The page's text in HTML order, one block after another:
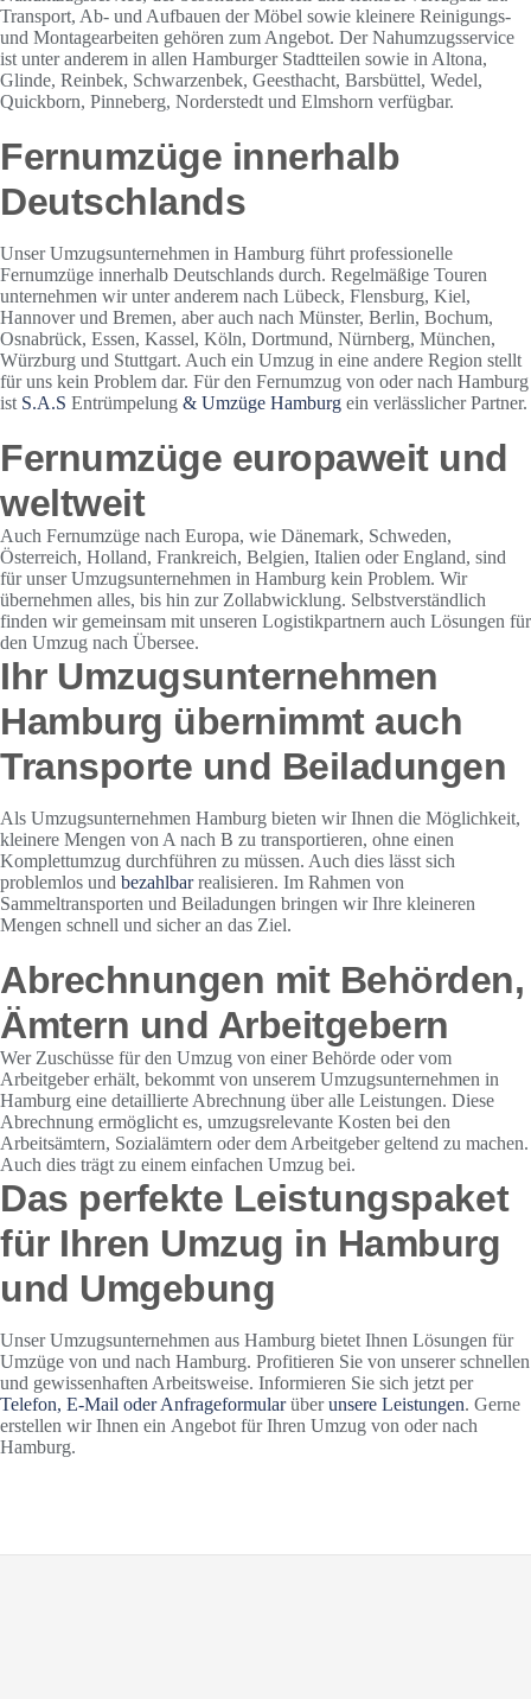
Transport, Ab- und Aufbauen der Möbel sowie kleinere Reinigungs-
und Montagearbeiten gehören zum Angebot. Der Nahumzugsservice
ist unter anderem in allen Hamburger Stadtteilen sowie in Altona,
Glinde, Reinbek, Schwarzenbek, Geesthacht, Barsbüttel, Wedel,
Quickborn, Pinneberg, Norderstedt und Elmshorn verfügbar.
Fernumzüge innerhalb
Deutschlands
Unser Umzugsunternehmen in Hamburg führt professionelle
Fernumzüge innerhalb Deutschlands durch. Regelmäßige Touren
unternehmen wir unter anderem nach Lübeck, Flensburg, Kiel,
Hannover und Bremen, aber auch nach Münster, Berlin, Bochum,
Osnabrück, Essen, Kassel, Köln, Dortmund, Nürnberg, München,
Würzburg und Stuttgart. Auch ein Umzug in eine andere Region stellt
für uns kein Problem dar. Für den Fernumzug von oder nach Hamburg
ist S.A.S Entrümpelung & Umzüge Hamburg ein verlässlicher Partner.
Fernumzüge europaweit und
weltweit
Auch Fernumzüge nach Europa, wie Dänemark, Schweden,
Österreich, Holland, Frankreich, Belgien, Italien oder England, sind
für unser Umzugsunternehmen in Hamburg kein Problem. Wir
übernehmen alles, bis hin zur Zollabwicklung. Selbstverständlich
finden wir gemeinsam mit unseren Logistikpartnern auch Lösungen für
den Umzug nach Übersee.
Ihr Umzugsunternehmen
Hamburg übernimmt auch
Transporte und Beiladungen
Als Umzugsunternehmen Hamburg bieten wir Ihnen die Möglichkeit,
kleinere Mengen von A nach B zu transportieren, ohne einen
Komplettumzug durchführen zu müssen. Auch dies lässt sich
problemlos und bezahlbarrealisieren. Im Rahmen von
Sammeltransporten und Beiladungen bringen wir Ihre kleineren
Mengen schnell und sicher an das Ziel.
Abrechnungen mit Behörden,
Ämtern und Arbeitgebern
Wer Zuschüsse für den Umzug von einer Behörde oder vom
Arbeitgeber erhält, bekommt von unserem Umzugsunternehmen in
Hamburg eine detaillierte Abrechnung über alle Leistungen. Diese
Abrechnung ermöglicht es, umzugsrelevante Kosten bei den
Arbeitsämtern, Sozialämtern oder dem Arbeitgeber geltend zu machen.
Auch dies trägt zu einem einfachen Umzug bei.
Das perfekte Leistungspaket
für Ihren Umzug in Hamburg
und Umgebung
Unser Umzugsunternehmen aus Hamburg bietet Ihnen Lösungen für
Umzüge von und nach Hamburg. Profitieren Sie von unserer schnellen
und gewissenhaften Arbeitsweise. Informieren Sie sich jetzt per
Telefon, E-Mail oder Anfrageformularüberunsere Leistungen. Gerne
erstellen wir Ihnen ein Angebot für Ihren Umzug von oder nach
Hamburg.